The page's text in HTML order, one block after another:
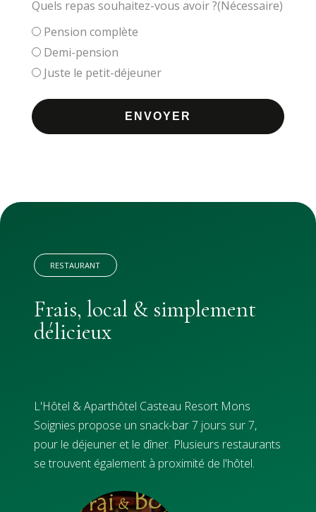
Quels repas souhaitez-vous avoir ?(Nécessaire)
Pension complète
Demi-pension
Juste le petit-déjeuner
RESTAURANT
Frais, local & simplement
délicieux
L'Hôtel & Aparthôtel Casteau Resort Mons
Soignies propose un snack-bar 7 jours sur 7,
pour le déjeuner et le dîner. Plusieurs restaurants
se trouvent également à proximité de l'hôtel.